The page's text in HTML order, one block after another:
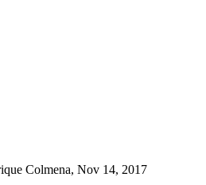
Colmena, Nov 14, 2017